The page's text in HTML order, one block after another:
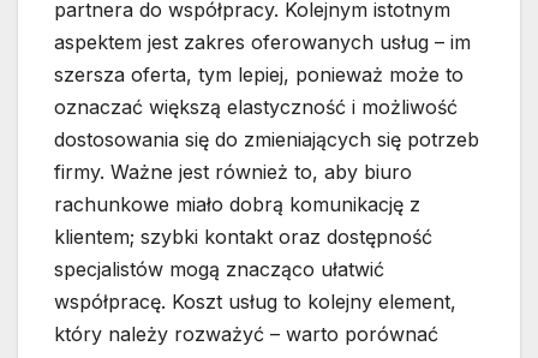
partnera do współpracy. Kolejnym istotnym
aspektem jest zakres oferowanych usług – im
szersza oferta, tym lepiej, ponieważ może to
oznaczać większą elastyczność i możliwość
dostosowania się do zmieniających się potrzeb
firmy. Ważne jest również to, aby biuro
rachunkowe miało dobrą komunikację z
klientem; szybki kontakt oraz dostępność
specjalistów mogą znacząco ułatwić
współpracę. Koszt usług to kolejny element,
który należy rozważyć – warto porównać